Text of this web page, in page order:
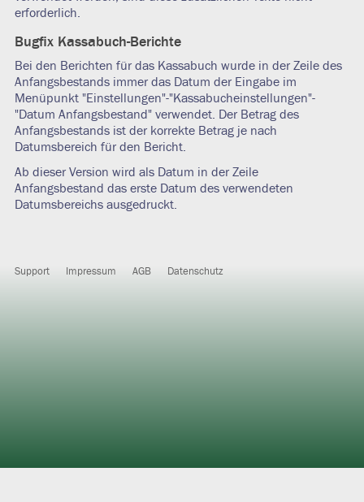
erforderlich.
Bugfix Kassabuch-Berichte
Bei den Berichten für das Kassabuch wurde in der Zeile des
Anfangsbestands immer das Datum der Eingabe im
Menüpunkt "Einstellungen"-"Kassabucheinstellungen"-
"Datum Anfangsbestand" verwendet. Der Betrag des
Anfangsbestands ist der korrekte Betrag je nach
Datumsbereich für den Bericht.
Ab dieser Version wird als Datum in der Zeile
Anfangsbestand das erste Datum des verwendeten
Datumsbereichs ausgedruckt.
Support Impressum AGB Datenschutz